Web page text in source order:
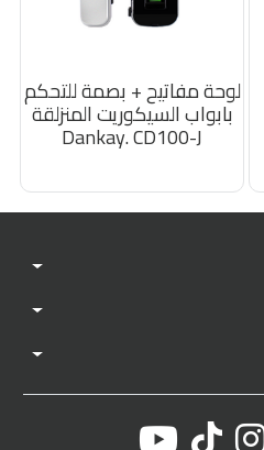
لوحة مفاتيح + بصمة للتحكم
بابواب السيكوريت المنزلقة
Dankay. CD100-J